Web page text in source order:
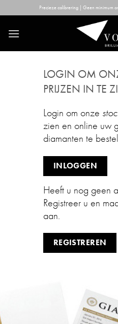
to
content
Precieze calibrering | Geen minimum
LOGIN OM
PRIJZEN IN TE
Login om onze
zien en online uw
diamanten te
INLOGGEN
Heeft u nog geen
Registreer u en
aan.
REGISTREREN